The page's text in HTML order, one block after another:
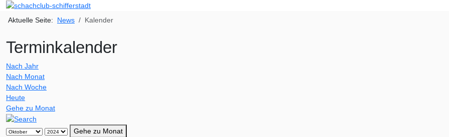
Aktuelle Seite: News Kalender
Terminkalender
Nach Jahr
Nach Monat
Nach Woche
Heute
Gehe zu Monat
Gehe zu Monat